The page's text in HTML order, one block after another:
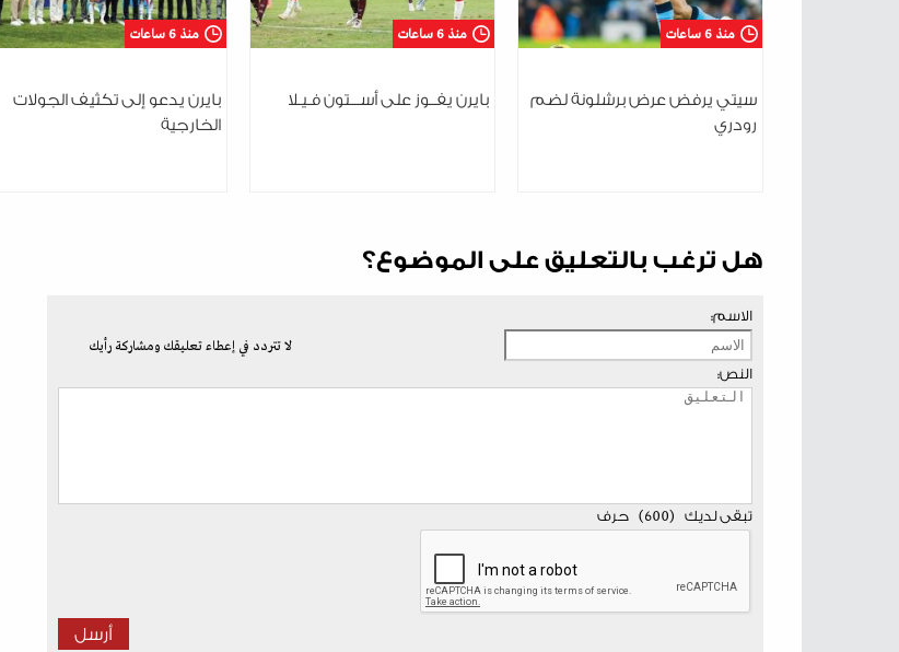
منذ 6 ساعات
سيتي يرفض عرض برشلونة لضم
رودري
منذ 6 ساعات
بايرن يفــوز على أســـتون فـيـلا
منذ 6 ساعات
بايرن يدعو إلى تكثيف الجولات
الخارجية
هل ترغب بالتعليق على الموضوع؟
لا تتردد في إعطاء تعليقك ومشاركة رأيك
الاسم:
النص:
تبقى لديك (
600
)حرف